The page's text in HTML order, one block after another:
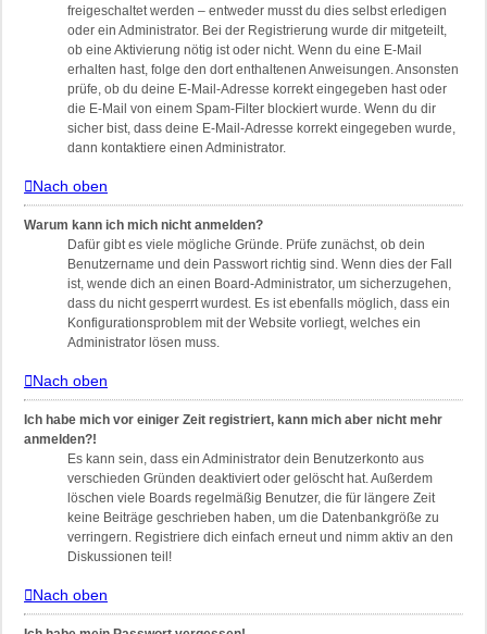
freigeschaltet werden – entweder musst du dies selbst erledigen
oder ein Administrator. Bei der Registrierung wurde dir mitgeteilt,
ob eine Aktivierung nötig ist oder nicht. Wenn du eine E-Mail
erhalten hast, folge den dort enthaltenen Anweisungen. Ansonsten
prüfe, ob du deine E-Mail-Adresse korrekt eingegeben hast oder
die E-Mail von einem Spam-Filter blockiert wurde. Wenn du dir
sicher bist, dass deine E-Mail-Adresse korrekt eingegeben wurde,
dann kontaktiere einen Administrator.
Nach oben
Warum kann ich mich nicht anmelden?
Dafür gibt es viele mögliche Gründe. Prüfe zunächst, ob dein
Benutzername und dein Passwort richtig sind. Wenn dies der Fall
ist, wende dich an einen Board-Administrator, um sicherzugehen,
dass du nicht gesperrt wurdest. Es ist ebenfalls möglich, dass ein
Konfigurationsproblem mit der Website vorliegt, welches ein
Administrator lösen muss.
Nach oben
Ich habe mich vor einiger Zeit registriert, kann mich aber nicht mehr
anmelden?!
Es kann sein, dass ein Administrator dein Benutzerkonto aus
verschieden Gründen deaktiviert oder gelöscht hat. Außerdem
löschen viele Boards regelmäßig Benutzer, die für längere Zeit
keine Beiträge geschrieben haben, um die Datenbankgröße zu
verringern. Registriere dich einfach erneut und nimm aktiv an den
Diskussionen teil!
Nach oben